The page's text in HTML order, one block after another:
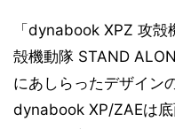
「dynabook XPZ 攻
殻機動隊 STAND
にあしらったデザイン
dynabook XP/ZAEは